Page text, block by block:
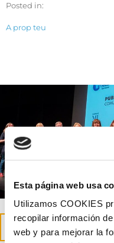
Esta página web usa
Utilizamos COOKIES
recopilar información
web y para mejorar la
Posted in:
A prop teu